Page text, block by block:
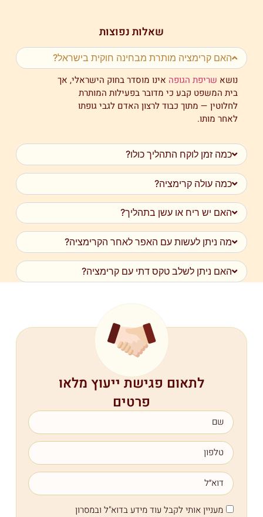
האם קרימציה מותרת מבחינה חוקית בישראל?
נושא שריפת הגופה אינו מוסדרבחוק הישראלי, אך
בית המשפט קבע כי מדוברבפעילות המותרת
לחלוטין — מתוך כבודלרצון האדם לגבי גופתו
לאחר מותו.
כמה זמן לוקח התהליך כולו?
כמה עולה קרימציה?
האם יש ריח או עשן בתהליך?
מה ניתן לעשות עם האפר לאחר הקרימציה?
האם ניתן לשלב טקס דתי עם קרימציה?
שאלות נפוצות
לתאום פגישת ייעוץ מלאו
פרטים
מעניין אותי לקבל עוד מידע בדוא"ל ובמסרון